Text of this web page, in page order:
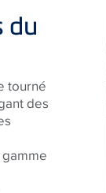
du
tourné
des